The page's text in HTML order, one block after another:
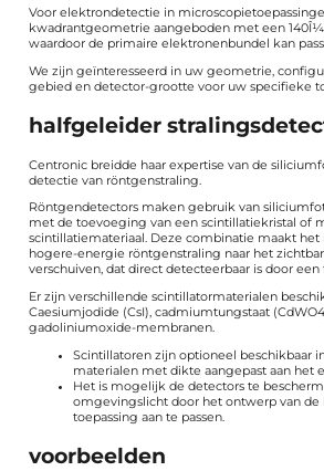
Voor elektrondetectie in
kwadrantgeometrie aangeboden met een
waardoor de primaire elektronenbundel kan
We zijn geïnteresseerd in uw geometrie,
gebied en detector-grootte voor uw specifieke
halfgeleider
Centronic breidde haar expertise van de
detectie van röntgenstraling.
Röntgendetectors maken gebruik van
met de toevoeging van een scintillatiekristal of
scintillatiemateriaal. Deze combinatie maakt
hogere-energie röntgenstraling naar het
verschuiven, dat direct detecteerbaar is door
Er zijn verschillende scintillatormaterialen
Caesiumjodide (CsI), cadmiumtungstaat
gadoliniumoxide-membranen.
Scintillatoren zijn optioneel beschikbaar
materialen met dikte aangepast aan het
Het is mogelijk de detectors te
omgevingslicht door het ontwerp van de
toepassing aan te passen.
voorbeelden